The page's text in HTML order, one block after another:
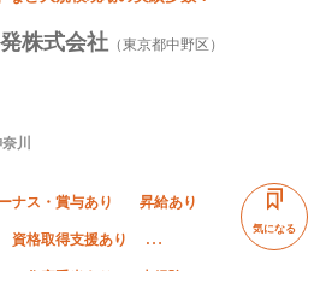
株式会社 （東京都中野区）
川
ナス・賞与あり 昇給あり
資格取得支援あり
住宅手当あり 未経験OK
気になる